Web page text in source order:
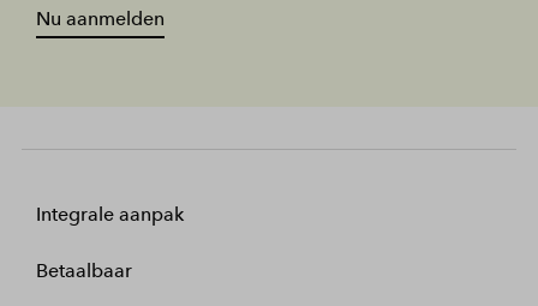
Nu aanmelden
Integrale aanpak
Betaalbaar